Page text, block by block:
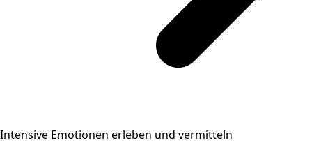
Intensive Emotionen erleben und vermitteln